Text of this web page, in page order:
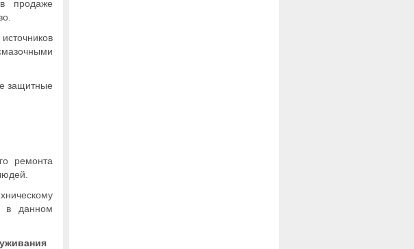
продаже
защитные
ремонта
в данном